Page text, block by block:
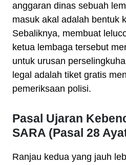
anggaran dinas sebuah
masuk akal adalah bentuk
Sebaliknya, membuat
ketua lembaga tersebut
untuk urusan
legal adalah tiket gratis
pemeriksaan polisi.
Pasal Ujaran
SARA (Pasal 28
Ranjau kedua yang jauh